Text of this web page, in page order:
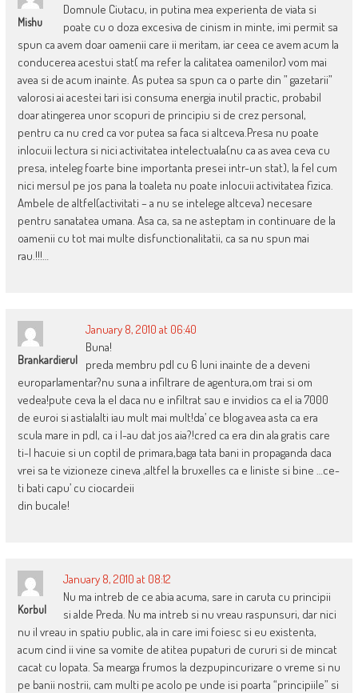
Mishu
Domnule Ciutacu, in putina mea experienta de viata si
poate cu o doza excesiva de cinism in minte, imi permit sa
spun ca avem doar oamenii care ii meritam, iar ceea ce avem acum la
conducerea acestui stat( ma refer la calitatea oamenilor) vom mai
avea si de acum inainte. As putea sa spun ca o parte din ” gazetarii”
valorosi ai acestei tari isi consuma energia inutil practic, probabil
doar atingerea unor scopuri de principiu si de crez personal,
pentru ca nu cred ca vor putea sa faca si altceva.Presa nu poate
inlocuii lectura si nici activitatea intelectuala(nu ca as avea ceva cu
presa, inteleg foarte bine importanta presei intr-un stat), la fel cum
nici mersul pe jos pana la toaleta nu poate inlocuii activitatea fizica.
Ambele de altfel(activitati – a nu se intelege altceva) necesare
pentru sanatatea umana. Asa ca, sa ne asteptam in continuare de la
oamenii cu tot mai multe disfunctionalitatii, ca sa nu spun mai
rau.!!!…
Brankardierul
January 8, 2010 at 06:40
Buna!
preda membru pdl cu 6 luni inainte de a deveni
europarlamentar?nu suna a infiltrare de agentura,om trai si om
vedea!pute ceva la el daca nu e infiltrat sau e invidios ca el ia 7000
de euroi si astialalti iau mult mai mult!da’ ce blog avea asta ca era
scula mare in pdl, ca i l-au dat jos aia?!cred ca era din ala gratis care
ti-l hacuie si un coptil de primara,baga tata bani in propaganda daca
vrei sa te vizioneze cineva ,altfel la bruxelles ca e liniste si bine …ce-
ti bati capu’ cu ciocardeii
din bucale!
Korbul
January 8, 2010 at 08:12
Nu ma intreb de ce abia acuma, sare in caruta cu principii
si alde Preda. Nu ma intreb si nu vreau raspunsuri, dar nici
nu il vreau in spatiu public, ala in care imi foiesc si eu existenta,
acum cind ii vine sa vomite de atitea pupaturi de cururi si de mincat
cacat cu lopata. Sa mearga frumos la dezpupincurizare o vreme si nu
pe banii nostrii, cam multi pe acolo pe unde isi poarta “principiile” si